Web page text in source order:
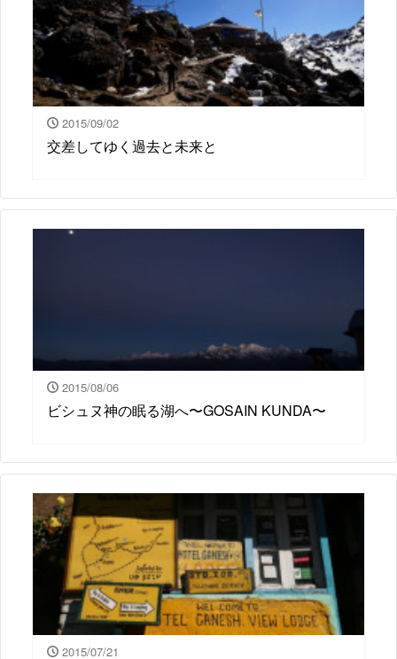
2015/09/02
交差してゆく過去と未来と
2015/08/06
ビシュヌ神の眠る湖へ〜GOSAIN KUNDA〜
2015/07/21